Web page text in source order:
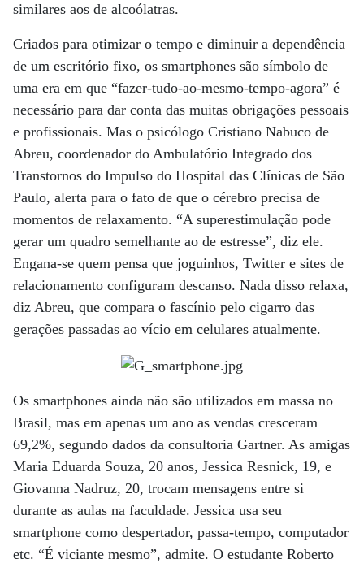
similares aos de alcoólatras.
Criados para otimizar o tempo e diminuir a dependência
de um escritório fixo, os smartphones são símbolo de
uma era em que “fazer-tudo-ao-mesmo-tempo-agora” é
necessário para dar conta das muitas obrigações pessoais
e profissionais. Mas o psicólogo Cristiano Nabuco de
Abreu, coordenador do Ambulatório Integrado dos
Transtornos do Impulso do Hospital das Clínicas de São
Paulo, alerta para o fato de que o cérebro precisa de
momentos de relaxamento. “A superestimulação pode
gerar um quadro semelhante ao de estresse”, diz ele.
Engana-se quem pensa que joguinhos, Twitter e sites de
relacionamento configuram descanso. Nada disso relaxa,
diz Abreu, que compara o fascínio pelo cigarro das
gerações passadas ao vício em celulares atualmente.
Os smartphones ainda não são utilizados em massa no
Brasil, mas em apenas um ano as vendas cresceram
69,2%, segundo dados da consultoria Gartner. As amigas
Maria Eduarda Souza, 20 anos, Jessica Resnick, 19, e
Giovanna Nadruz, 20, trocam mensagens entre si
durante as aulas na faculdade. Jessica usa seu
smartphone como despertador, passa-tempo, computador
etc. “É viciante mesmo”, admite. O estudante Roberto